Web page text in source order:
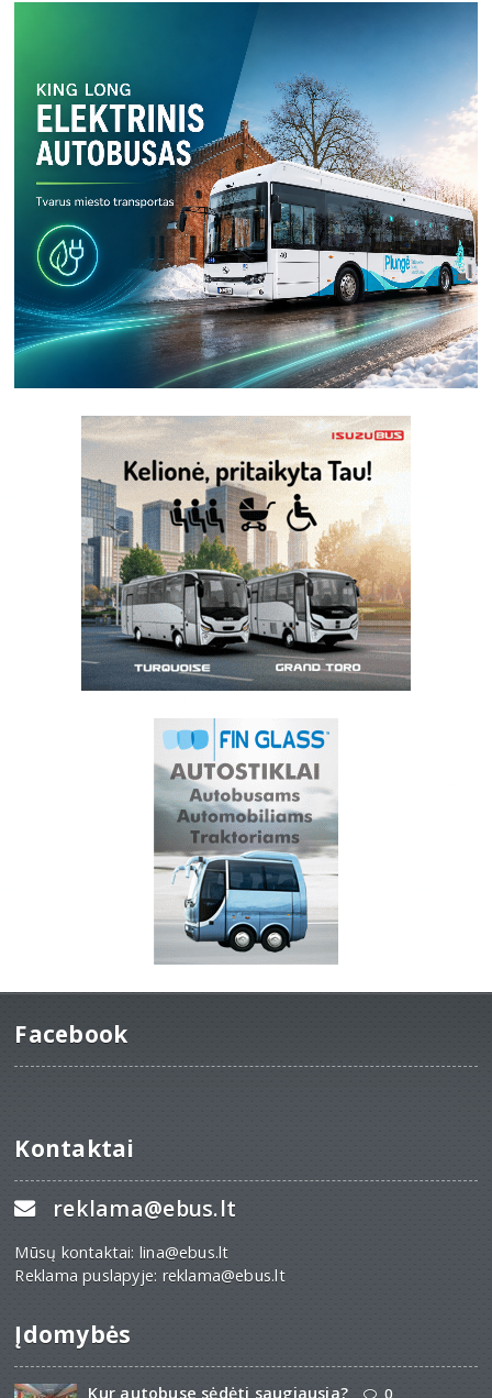
Facebook
Kontaktai
reklama@ebus.lt
Mūsų kontaktai: lina@ebus.lt
Reklama puslapyje: reklama@ebus.lt
Įdomybės
Kur autobuse sėdėti saugiausia?